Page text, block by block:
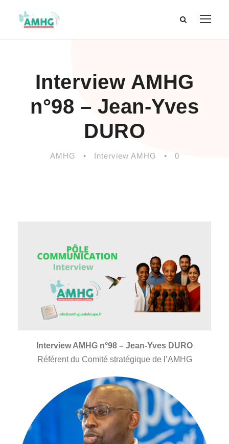
Interview AMHG
n°98 – Jean-Yves
DURO
AMHG • Interview AMHG • 0
Interview AMHG n°98 – Jean-Yves DURO
Référent du Comité stratégique de l’AMHG